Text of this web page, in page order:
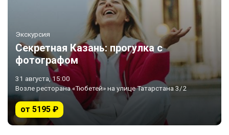
Экскурсия
Секретная Казань: прогулка с
фотографом
31 августа, 15:00
Возле ресторана «Тюбетей» на улице Татарстана 3/2
от 5195 ₽